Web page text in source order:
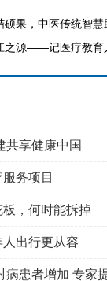
硕果，中医传统智
之源——记医疗教育
共享健康中国
务项目
，何时能拆掉
出行更从容
患者增加 专家